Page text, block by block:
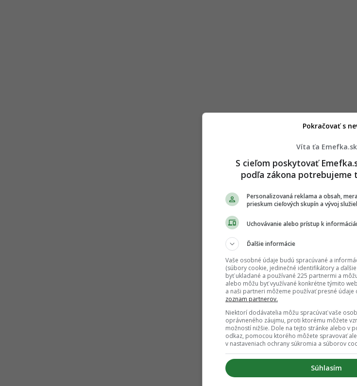
Víta ťa Emefka.sk
S cieľom poskytovať
podľa zákona potrebujeme
Personalizovaná reklama a obsah,
prieskum cieľových skupín a vývoj
Uchovávanie alebo prístup k
Ďalšie informácie
Vaše osobné údaje budú spracúvané a
(súbory cookie, jedinečné identifikátory a
byť ukladané a používané 225 partnermi a
alebo môžu byť využívané konkrétne týmito
a naši partneri môžeme používať presné údaje
zoznam partnerov.
Niektorí dodávatelia môžu spracúvať vaše
oprávneného záujmu, proti ktorému môžete
možností nižšie. Dole na tejto stránke alebo v
odkaz, pomocou ktorého môžete spravovať
v nastaveniach ochrany súkromia a súborov
Súhlasím
Pokračovať s